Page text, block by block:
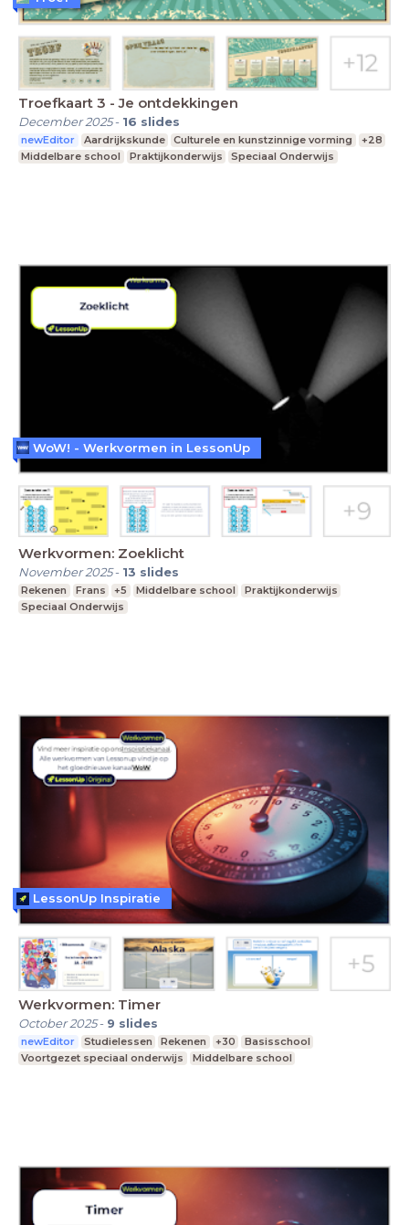
Troefkaart 3 - Je ontdekkingen
December 2025- 16 slides
newEditor Aardrijkskunde Culturele en kunstzinnige vorming
+28
Middelbare school
Praktijkonderwijs Speciaal Onderwijs
Werkvormen: Zoeklicht
November 2025- 13 slides
Rekenen Frans +5 Middelbare school
Praktijkonderwijs
Speciaal Onderwijs
WoW! - Werkvormen in LessonUp
Werkvormen: Timer
October 2025- 9 slides
newEditor Studielessen Rekenen +30
Basisschool
Voortgezet speciaal onderwijs
Middelbare school
LessonUp Inspiratie